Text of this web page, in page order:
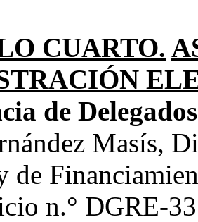
CUARTO.
de
Masís,
de
n.° DGRE-